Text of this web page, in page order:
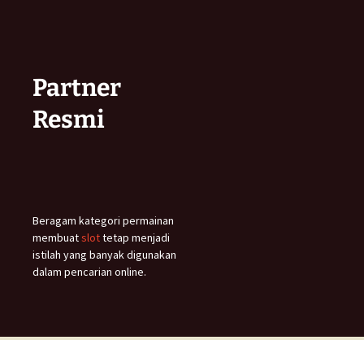
Partner
Resmi
Beragam kategori permainan
membuatslottetap menjadi
istilah yang banyak digunakan
dalam pencarian online.